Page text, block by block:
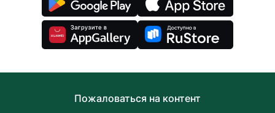
Пожаловаться на контент